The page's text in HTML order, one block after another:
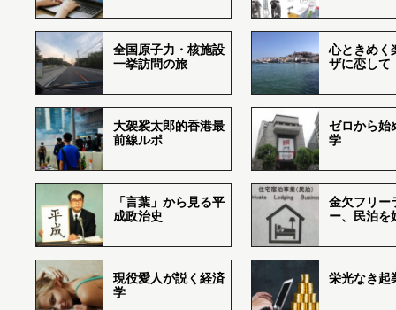
全国原子力・核施設
一挙訪問の旅
心ときめく
ザに恋して
大袈裟太郎的香港最
前線ルポ
ゼロから始
学
「言葉」から見る平
成政治史
金欠フリー
ー、民泊を
現役愛人が説く経済
学
栄光なき起